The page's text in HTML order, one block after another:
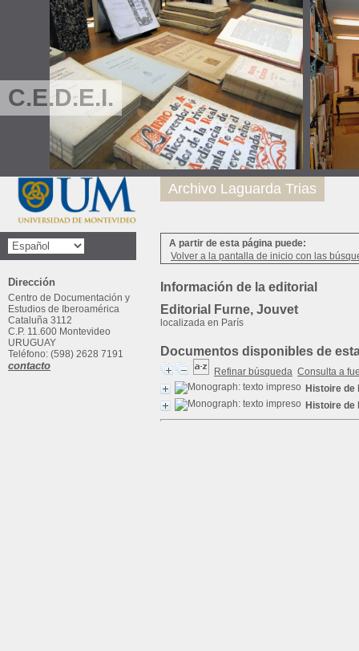
C.E.D.E.I.
A partir de esta página puede:
Volver a la pantalla de inicio con las
Información de la editorial
Editorial Furne, Jouvet
localizada en París
Documentos disponibles de
Refinar búsqueda Consulta a
Histoire de
Histoire de
Archivo Laguarda Trias
Dirección
Centro de Documentación y
Estudios de Iberoamérica
Cataluña 3112
C.P. 11.600 Montevideo
URUGUAY
Teléfono: (598) 2628 7191
contacto